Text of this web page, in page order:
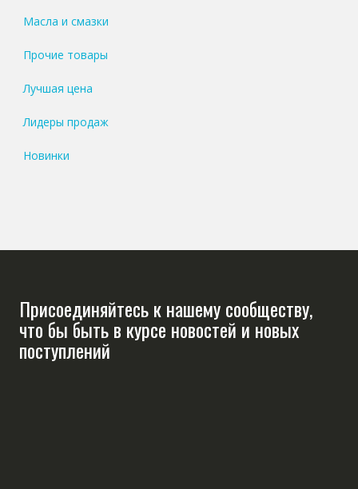
Масла и смазки
Прочие товары
Лучшая цена
Лидеры продаж
Новинки
Присоединяйтесь к нашему сообществу,
что бы быть в курсе новостей и новых
поступлений